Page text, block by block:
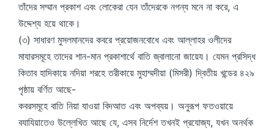
তাঁদের সম্মান প্রকাশ এবং লোকেরা যেন তাঁদেরকে নগন্য মনে না করে, এ
উদ্দেশ্য হয়ে থাকে।
(৩) সাধারণ মুসলমানদের কবরে প্রয়োজনবোধে এবং আল্লাহর ওলীদের
মাযারসমূহে তাদের শান-মান প্রকাশার্থে বাতি জ্বালানো জায়েয। যেমন প্রসিদ্ধ
কিতাব হাদিকায়ে নদিয়া শরহে তরীকায়ে মুহাম্মদীয়া (মিসরী) দ্বিতীয় খন্ডের ৪২৯
পৃষ্ঠায় বর্ণিত আছে-
কবরসমূহে বাতি নিয়া যাওয়া বিদআত এবং অপব্যয়। অনুরূপ ফতওয়ায়ে
বযাযিয়াতেও উল্লেখিত আছে যে, এসব নির্দেশ তখনই প্রযোজ্য, যখন অনর্থক